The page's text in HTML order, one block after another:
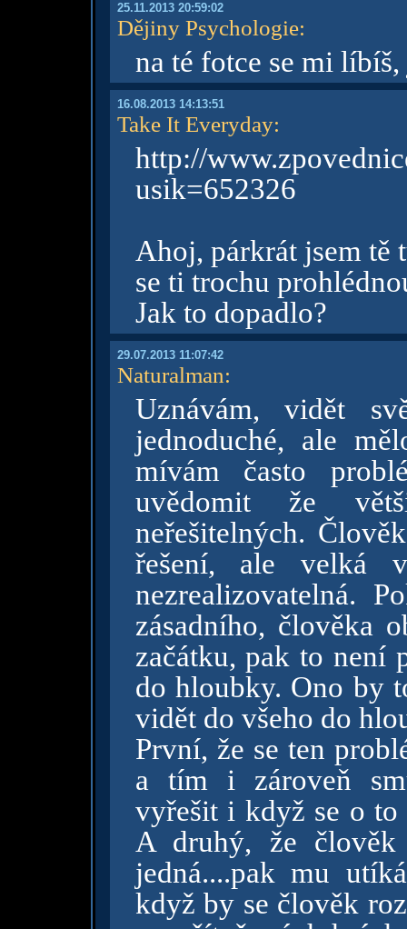
25.11.2013 20:59:02
Dějiny Psychologie:
na té fotce se mi
16.08.2013 14:13:51
Take It Everyday:
http://
usik=652326
Ahoj, párkrát jsem tě
se ti trochu
Jak to dopadlo?
29.07.2013 11:07:42
Naturalman:
Uznávám, vidět
jednoduché, ale
mívám často
uvědomit že
neřešitelných.
řešení, ale velká
nezrealizovatelná.
zásadního, člověka
začátku, pak to není
do hloubky. Ono by
vidět do všeho do
První, že se ten
a tím i zároveň
vyřešit i když se o to
A druhý, že člověk
jedná....pak mu
když by se člověk